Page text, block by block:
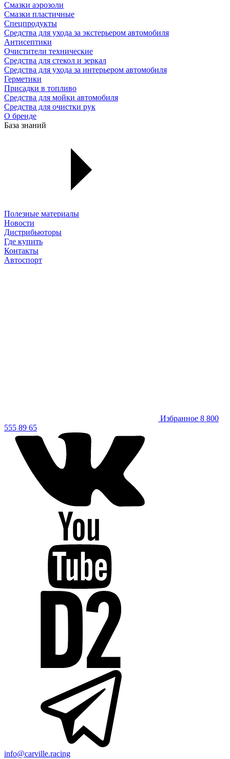
Смазки аэрозоли
Смазки пластичные
Спецпродукты
Средства для ухода за экстерьером автомобиля
Антисептики
Очистители технические
Средства для стекол и зеркал
Средства для ухода за интерьером автомобиля
Герметики
Присадки в топливо
Средства для мойки автомобиля
Средства для очистки рук
О бренде
База знаний
Полезные материалы
Новости
Дистрибьюторы
Где купить
Контакты
Автоспорт
Избранное 8 800
555 89 65
info@carville.racing